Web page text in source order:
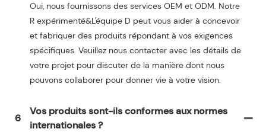
Oui, nous fournissons des services OEM et ODM. Notre
R expérimenté&L'équipe D peut vous aider à concevoir
et fabriquer des produits répondant à vos exigences
spécifiques. Veuillez nous contacter avec les détails de
votre projet pour discuter de la manière dont nous
pouvons collaborer pour donner vie à votre vision.
6
Vos produits sont-ils conformes aux normes
internationales ?